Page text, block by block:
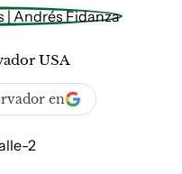
USA
en